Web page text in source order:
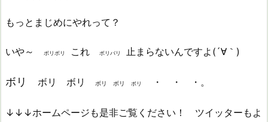
もっとまじめにやれって？
いや～ ボリボリ これ ボリバリ 止まらないんですよ(´∀｀)
ボリ ボリ ボリ ボリ ボリ ボリ ・ ・ ・。
↓↓↓ホームページも是非ご覧ください！ ツイッターもよ